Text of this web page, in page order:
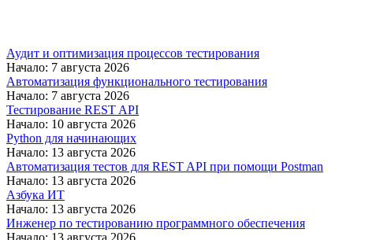
Аудит и оптимизация процессов тестирования
Начало: 7 августа 2026
Автоматизация функционального тестирования
Начало: 7 августа 2026
Тестирование REST API
Начало: 10 августа 2026
Python для начинающих
Начало: 13 августа 2026
Автоматизация тестов для REST API при помощи Postman
Начало: 13 августа 2026
Азбука ИТ
Начало: 13 августа 2026
Инженер по тестированию программного обеспечения
Начало: 13 августа 2026